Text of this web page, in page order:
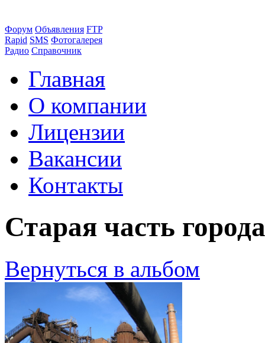
Форум Объявления FTP
Rapid SMS Фотогалерея
Радио Справочник
Главная
О компании
Лицензии
Вакансии
Контакты
Старая часть
Вернуться в альбом